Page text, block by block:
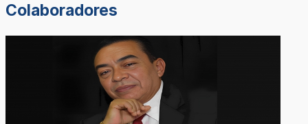
Colaboradores